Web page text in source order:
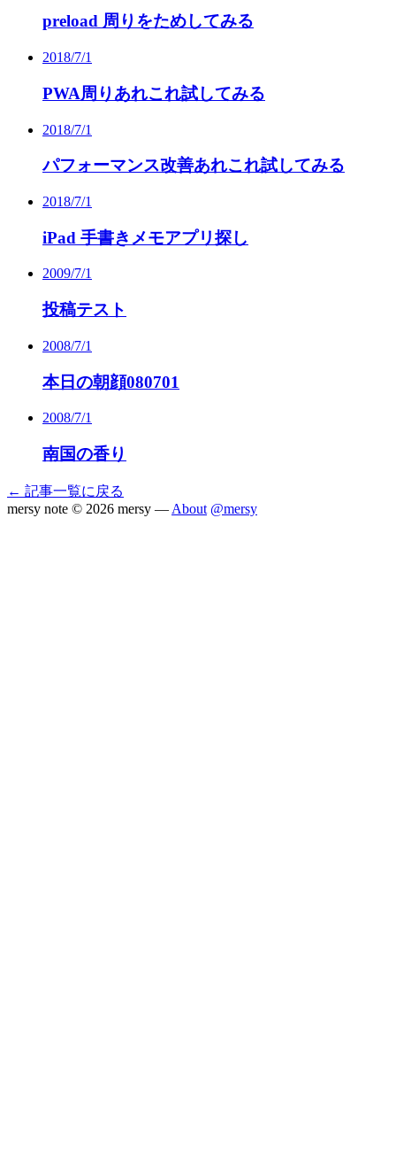
preload 周りをためしてみる
2018/7/1
PWA周りあれこれ試してみる
2018/7/1
パフォーマンス改善あれこれ試してみる
2018/7/1
iPad 手書きメモアプリ探し
2009/7/1
投稿テスト
2008/7/1
本日の朝顔080701
2008/7/1
南国の香り
← 記事一覧に戻る
mersy note © 2026 mersy — About @mersy